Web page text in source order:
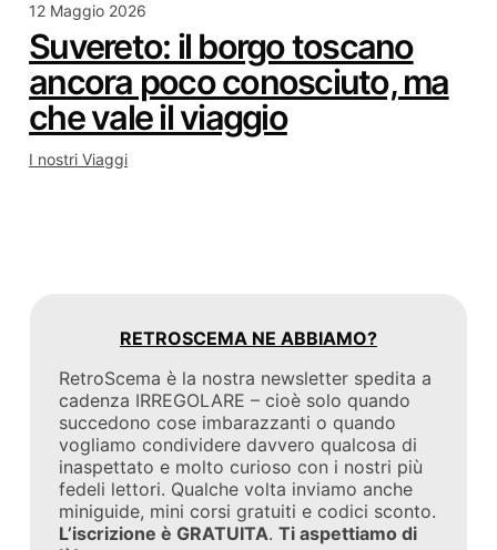
12 Maggio 2026
Suvereto: il borgo toscano
ancora poco conosciuto, ma
che vale il viaggio
I nostri Viaggi
RETROSCEMA NE ABBIAMO?
RetroScema è la nostra newsletter spedita a
cadenza IRREGOLARE – cioè solo quando
succedono cose imbarazzanti o quando
vogliamo condividere davvero qualcosa di
inaspettato e molto curioso con i nostri più
fedeli lettori. Qualche volta inviamo anche
miniguide, mini corsi gratuiti e codici sconto.
L’iscrizione è GRATUITA.Ti aspettiamo di